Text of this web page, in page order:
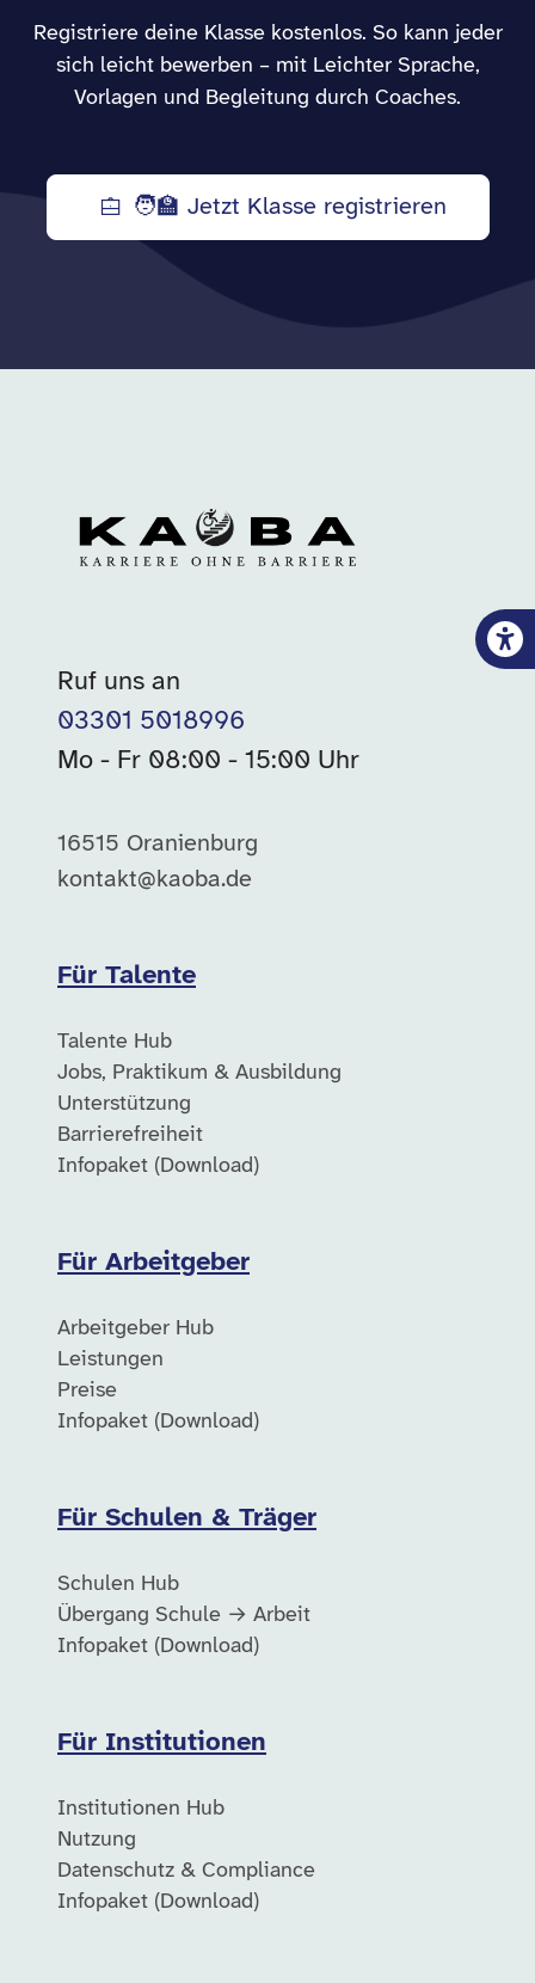
Registriere deine Klasse kostenlos. So kann jeder
sich leicht bewerben – mit Leichter Sprache,
Vorlagen und Begleitung durch Coaches.
🧑‍🏫 Jetzt Klasse registrieren
Ruf uns an
03301 5018996
Mo - Fr 08:00 - 15:00 Uhr
16515 Oranienburg
kontakt@kaoba.de
Für Talente
Talente Hub
Jobs, Praktikum & Ausbildung
Unterstützung
Barrierefreiheit
Infopaket (Download)
Für Arbeitgeber
Arbeitgeber Hub
Leistungen
Preise
Infopaket (Download)
Für Schulen & Träger
Schulen Hub
Übergang Schule → Arbeit
Infopaket (Download)
Für Institutionen
Institutionen Hub
Nutzung
Datenschutz & Compliance
Infopaket (Download)